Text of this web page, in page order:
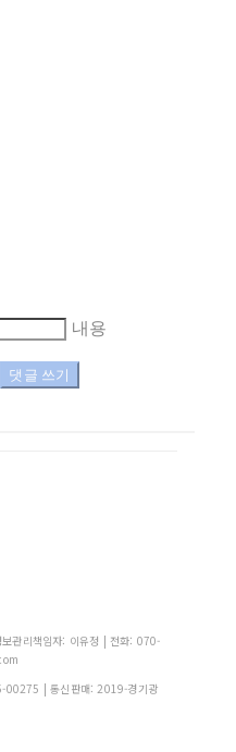
내용
댓글 쓰기
관리책임자: 이유정 | 전화: 070-
00275 | 통신판매: 2019-경기광